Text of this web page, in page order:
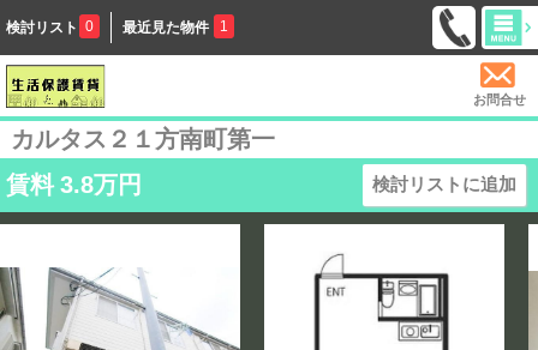
検討リスト 0 最近見た物件 1
お問合せ
カルタス２１方南町第一
賃料 3.8万円 検討リストに追加